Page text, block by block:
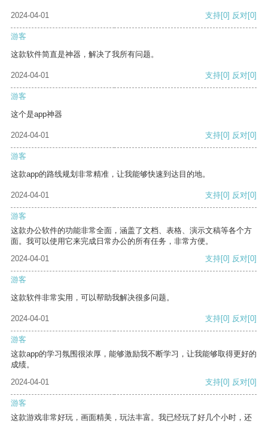
2024-04-01 支持[0] 反对[0]
游客
这款软件简直是神器，解决了我所有问题。
2024-04-01 支持[0] 反对[0]
游客
这个是app神器
2024-04-01 支持[0] 反对[0]
游客
这款app的路线规划非常精准，让我能够快速到达目的地。
2024-04-01 支持[0] 反对[0]
游客
这款办公软件的功能非常全面，涵盖了文档、表格、演示文稿等各个方
面。我可以使用它来完成日常办公的所有任务，非常方便。
2024-04-01
支持[0] 反对[0]
游客
这款软件非常实用，可以帮助我解决很多问题。
2024-04-01 支持[0] 反对[0]
游客
这款app的学习氛围很浓厚，能够激励我不断学习，让我能够取得更好的
成绩。
2024-04-01
支持[0] 反对[0]
游客
这款游戏非常好玩，画面精美，玩法丰富。我已经玩了好几个小时，还